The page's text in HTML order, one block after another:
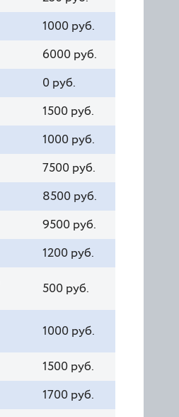
1000 руб.
6000 руб.
0 руб.
1500 руб.
1000 руб.
7500 руб.
8500 руб.
9500 руб.
1200 руб.
500 руб.
1000 руб.
1500 руб.
1700 руб.